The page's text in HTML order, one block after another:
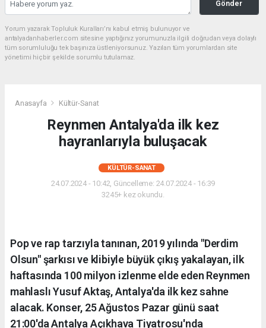
Gönder
Yorum yazarak Topluluk Kuralları’nı kabul etmiş bulunuyor ve
antalyadanhaberler.com sitesine yaptığınız yorumunuzla ilgili doğrudan veya dolaylı
tüm sorumluluğu tek başınıza üstleniyorsunuz. Yazılan tüm yorumlardan site
yönetimi hiçbir şekilde sorumlu tutulamaz.
Anasayfa Kültür-Sanat
Reynmen Antalya'da ilk kez
hayranlarıyla buluşacak
KÜLTÜR-SANAT
24.07.2024 - 10:42, Güncelleme: 24.07.2024 - 16:39
3245+ kez okundu.
Pop ve rap tarzıyla tanınan, 2019 yılında "Derdim
Olsun" şarkısı ve klibiyle büyük çıkış yakalayan, ilk
haftasında 100 milyon izlenme elde eden Reynmen
mahlaslı Yusuf Aktaş, Antalya'da ilk kez sahne
alacak. Konser, 25 Ağustos Pazar günü saat
21:00'da Antalya Açıkhava Tiyatrosu'nda